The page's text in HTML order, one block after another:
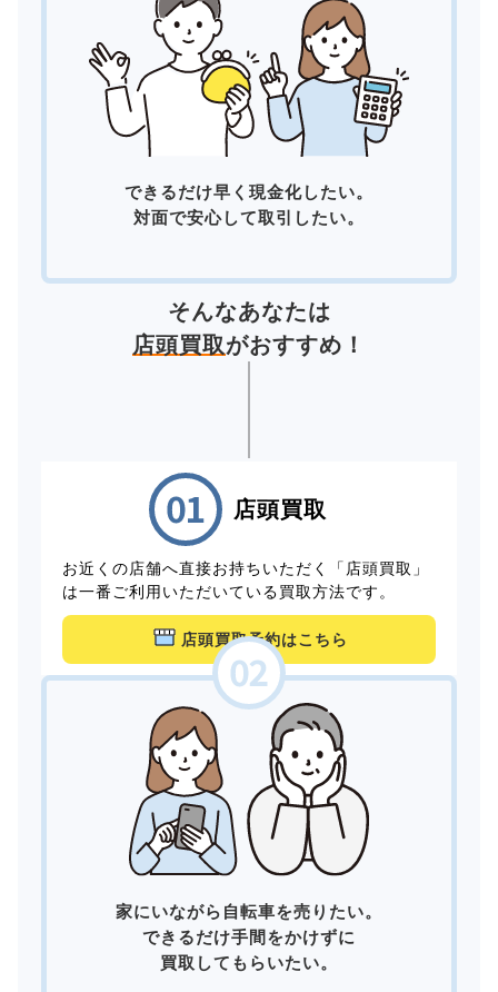
できるだけ早く現金化したい。
対面で安心して取引したい。
そんなあなたは
店頭買取がおすすめ！
店頭買取
お近くの店舗へ直接お持ちいただく「店頭買取」
は一番ご利用いただいている買取方法です。
店頭買取予約はこちら
家にいながら自転車を売りたい。
できるだけ手間をかけずに
買取してもらいたい。